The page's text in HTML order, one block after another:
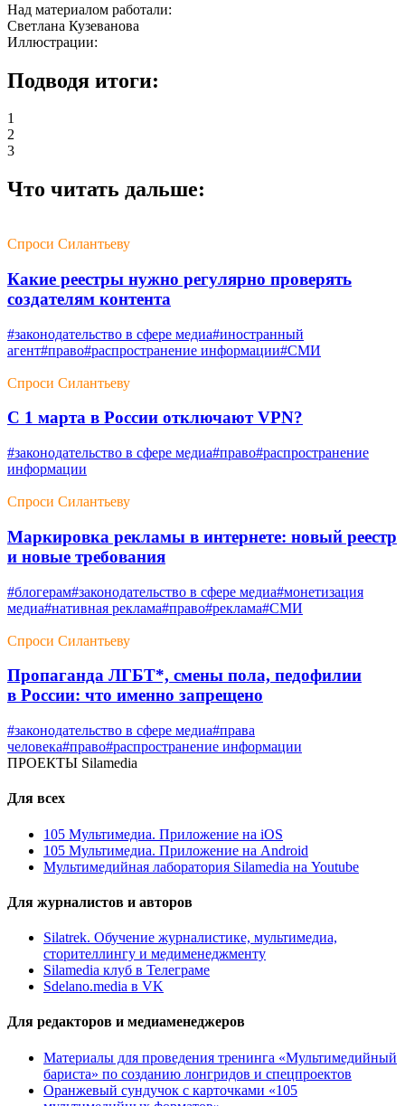
Над материалом работали:
Светлана Кузеванова
Иллюстрации:
Подводя итоги:
1
2
3
Что читать дальше:
Спроси Силантьеву
Какие реестры нужно регулярно проверять
создателям контента
#законодательство в сфере медиа#иностранный
агент#право#распространение информации#СМИ
Спроси Силантьеву
С 1 марта в России отключают VPN?
#законодательство в сфере медиа#право#распространение
информации
Спроси Силантьеву
Маркировка рекламы в интернете: новый реестр
и новые требования
#блогерам#законодательство в сфере медиа#монетизация
медиа#нативная реклама#право#реклама#СМИ
Спроси Силантьеву
Пропаганда ЛГБТ*, смены пола, педофилии
в России: что именно запрещено
#законодательство в сфере медиа#права
человека#право#распространение информации
ПРОЕКТЫ Silamedia
Для всех
105 Мультимедиа. Приложение на iOS
105 Мультимедиа. Приложение на Android
Мультимедийная лаборатория Silamedia на Youtube
Для журналистов и авторов
Silatrek. Обучение журналистике, мультимедиа,
сторителлингу и медименеджменту
Silamedia клуб в Телеграме
Sdelano.media в VK
Для редакторов и медиаменеджеров
Материалы для проведения тренинга «Мультимедийный
бариста» по созданию лонгридов и спецпроектов
Оранжевый сундучок с карточками «105